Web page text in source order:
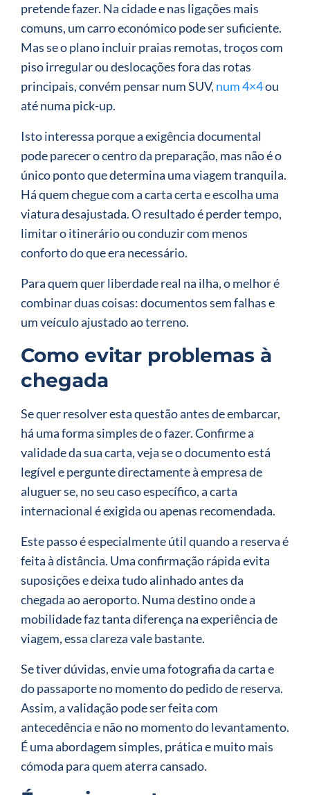
pretende fazer. Na cidade e nas ligações mais
comuns, um carro económico pode ser suficiente.
Mas se o plano incluir praias remotas, troços com
piso irregular ou deslocações fora das rotas
principais, convém pensar num SUV, num 4×4ou
até numa pick-up.
Isto interessa porque a exigência documental
pode parecer o centro da preparação, mas não é o
único ponto que determina uma viagem tranquila.
Há quem chegue com a carta certa e escolha uma
viatura desajustada. O resultado é perder tempo,
limitar o itinerário ou conduzir com menos
conforto do que era necessário.
Para quem quer liberdade real na ilha, o melhor é
combinar duas coisas: documentos sem falhas e
um veículo ajustado ao terreno.
Como evitar problemas à
chegada
Se quer resolver esta questão antes de embarcar,
há uma forma simples de o fazer. Confirme a
validade da sua carta, veja se o documento está
legível e pergunte directamente à empresa de
aluguer se, no seu caso específico, a carta
internacional é exigida ou apenas recomendada.
Este passo é especialmente útil quando a reserva é
feita à distância. Uma confirmação rápida evita
suposições e deixa tudo alinhado antes da
chegada ao aeroporto. Numa destino onde a
mobilidade faz tanta diferença na experiência de
viagem, essa clareza vale bastante.
Se tiver dúvidas, envie uma fotografia da carta e
do passaporte no momento do pedido de reserva.
Assim, a validação pode ser feita com
antecedência e não no momento do levantamento.
É uma abordagem simples, prática e muito mais
cómoda para quem aterra cansado.